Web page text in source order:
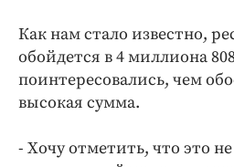
Как нам стало известно,
обойдется в 4 миллиона
поинтересовались, чем
высокая сумма.
- Хочу отметить, что это